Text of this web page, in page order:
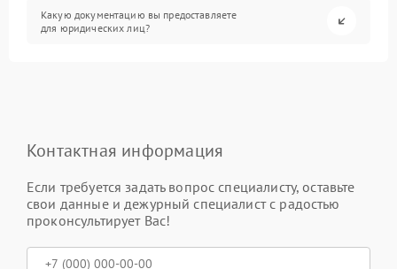
Какую документацию вы предоставляете
для юридических лиц?
Контактная информация
Если требуется задать вопрос специалисту, оставьте
свои данные и дежурный специалист с радостью
проконсультирует Вас!